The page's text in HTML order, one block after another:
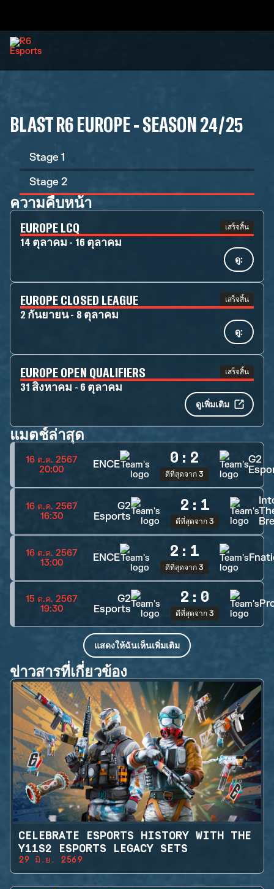
BLAST R6 EUROPE - SEASON 24/25
Stage 1
Stage 2
ความคืบหน้า
EUROPE LCQ เสร็จสิ้น
14 ตุลาคม - 16 ตุลาคม
ดู:
EUROPE CLOSED LEAGUE เสร็จสิ้น
2 กันยายน - 8 ตุลาคม
ดู:
EUROPE OPEN QUALIFIERS เสร็จสิ้น
31 สิงหาคม - 6 ตุลาคม
ดูเพิ่มเติม
แมตช์ล่าสุด
16 ต.ค. 2567
20:00
ENCE 0 : 2
ดีที่สุดจาก 3
G2
16 ต.ค. 2567
16:30
G2
Esports
2 : 1
ดีที่สุดจาก 3
16 ต.ค. 2567
13:00
ENCE 2 : 1
ดีที่สุดจาก 3
15 ต.ค. 2567
19:30
G2
Esports
2 : 0
ดีที่สุดจาก 3
แสดงให้ฉันเห็นเพิ่มเติม
ข่าวสารที่เกี่ยวข้อง
CELEBRATE ESPORTS HISTORY WITH THE
Y11S2 ESPORTS LEGACY SETS
29 มิ.ย. 2569